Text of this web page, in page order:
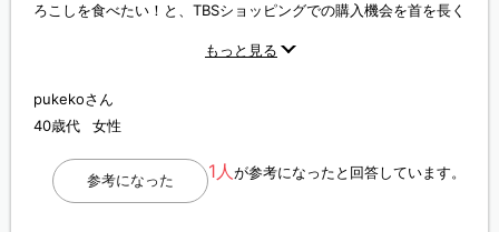
ろこしを食べたい！と、TBSショッピングでの購入機会を首を長く
ら！ また来年も楽しみにしています！
もっと見る
pukekoさん
40歳代
女性
1人 が参考になったと回答しています。
参考になった